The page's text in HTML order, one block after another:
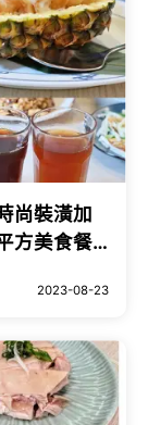
尚裝潢加
方美食餐
2023-08-23